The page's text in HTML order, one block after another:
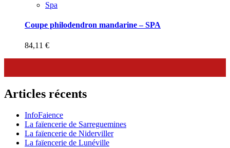
Spa
Coupe philodendron mandarine – SPA
84,11 €
Articles récents
InfoFaience
La faïencerie de Sarreguemines
La faïencerie de Niderviller
La faïencerie de Lunéville